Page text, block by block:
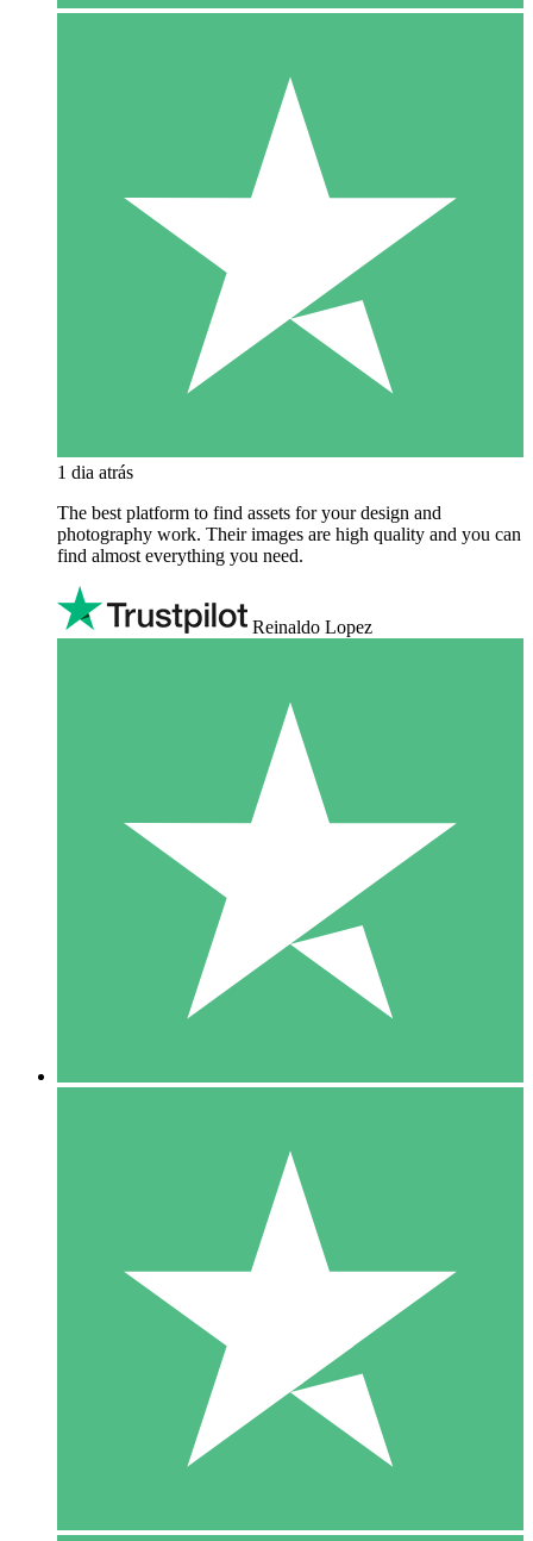
1 dia atrás
The best platform to find assets for your design and
photography work. Their images are high quality and you can
find almost everything you need.
Reinaldo Lopez